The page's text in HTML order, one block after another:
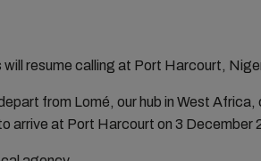
resume calling at Port Harcourt,
from Lomé, our hub in West Africa,
arrive at Port Harcourt on 3 December